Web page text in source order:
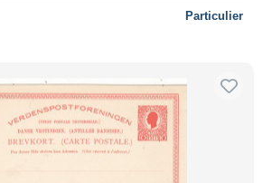
Particulier